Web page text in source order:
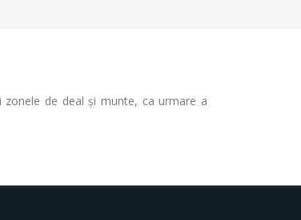
de deal şi munte, ca urmare a